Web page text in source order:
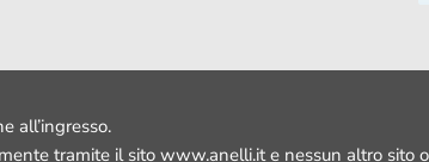
all’ingresso.
tramite il sito www.anelli.it e nessun altro